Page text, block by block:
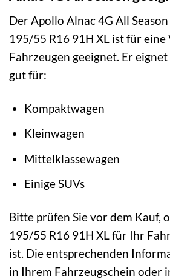
Der Apollo Alnac 4G All
195/55 R16 91H XL ist für eine
Fahrzeugen geeignet. Er
gut für:
Kompaktwagen
Kleinwagen
Mittelklassewagen
Einige SUVs
Bitte prüfen Sie vor dem Kauf,
195/55 R16 91H XL für Ihr
ist. Die entsprechenden
in Ihrem Fahrzeugschein oder